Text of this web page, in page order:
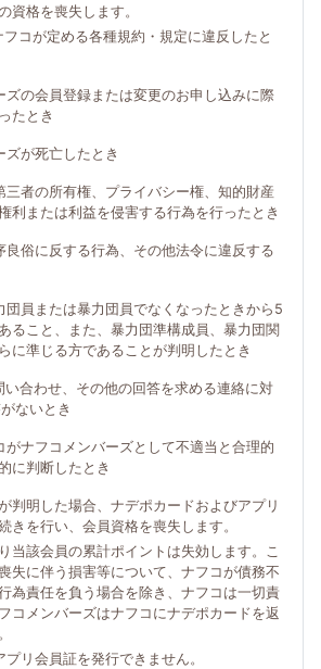
資格を喪失します。
フコが定める各種規約・規定に違反したと
ズの会員登録または変更のお申し込みに際
たとき
ズが死亡したとき
三者の所有権、プライバシー権、知的財産
利または利益を侵害する行為を行ったとき
良俗に反する行為、その他法令に違反する
団員または暴力団員でなくなったときから5
ること、また、暴力団準構成員、暴力団関
に準じる方であることが判明したとき
い合わせ、その他の回答を求める連絡に対
ないとき
がナフコメンバーズとして不適当と合理的
に判断したとき
判明した場合、ナデポカードおよびアプリ
きを行い、会員資格を喪失します。
当該会員の累計ポイントは失効します。こ
失に伴う損害等について、ナフコが債務不
為責任を負う場合を除き、ナフコは一切責
コメンバーズはナフコにナデポカードを返
リ会員証を発行できません。